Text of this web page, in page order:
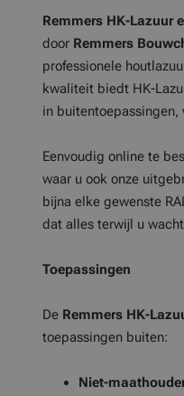
Remmers HK-Lazuur
door Remmers
professionele
kwaliteit biedt HK-
in buitentoepassingen,
Eenvoudig online te
waar u ook onze
bijna elke gewenste
dat alles terwijl u
Toepassingen
De Remmers HK-
toepassingen buiten:
Niet-